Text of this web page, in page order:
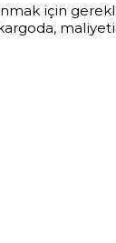
için
maliyeti